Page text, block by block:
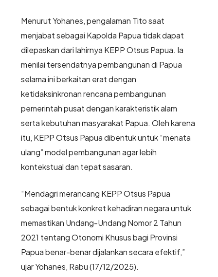
Menurut Yohanes, pengalaman Tito saat
menjabat sebagai Kapolda Papua tidak dapat
dilepaskan dari lahirnya KEPP Otsus Papua. Ia
menilai tersendatnya pembangunan di Papua
selama ini berkaitan erat dengan
ketidaksinkronan rencana pembangunan
pemerintah pusat dengan karakteristik alam
serta kebutuhan masyarakat Papua. Oleh karena
itu, KEPP Otsus Papua dibentuk untuk “menata
ulang” model pembangunan agar lebih
kontekstual dan tepat sasaran.
“Mendagri merancang KEPP Otsus Papua
sebagai bentuk konkret kehadiran negara untuk
memastikan Undang-Undang Nomor 2 Tahun
2021 tentang Otonomi Khusus bagi Provinsi
Papua benar-benar dijalankan secara efektif,”
ujar Yohanes, Rabu (17/12/2025).